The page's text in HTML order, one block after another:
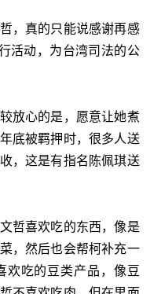
，真的只能说感谢再感
活动，为台湾司法的公
放心的是，愿意让她煮
底被羁押时，很多人送
，这是有指名陈佩琪送
哲喜欢吃的东西，像是
，然后也会帮柯补充一
欢吃的豆类产品，像豆